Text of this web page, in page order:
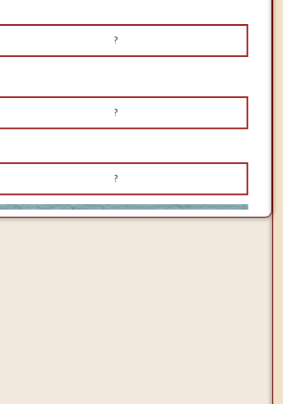
?
?
?